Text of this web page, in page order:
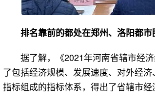
排名靠前的都处在郑州、洛阳都市
据了解，《2021年河南省辖市经
了包括经济规模、发展速度、对外经
指标组成的指标体系，得出了省辖市经